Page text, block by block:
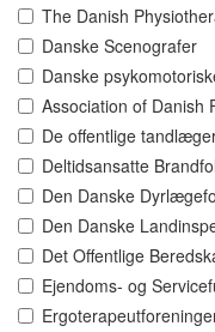
The Danish
Danske Scenografer
Danske
Association of Danish
De offentlige
Deltidsansatte
Den Danske
Den Danske
Det Offentlige
Ejendoms- og